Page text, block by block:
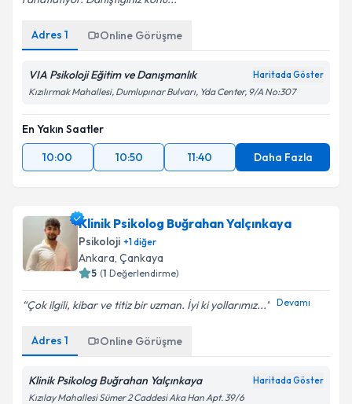
Adres 1 Online Görüşme
VIA Psikoloji Eğitim ve Danışmanlık Haritada Göster
Kızılırmak Mahallesi, Dumlupınar Bulvarı, Yda Center, 9/A No:307
En Yakın Saatler
10:00
10:50 11:40 Daha Fazla
Klinik Psikolog Buğrahan Yalçınkaya
Psikoloji +1diğer
Ankara, Çankaya
5 (1 Değerlendirme)
Çok ilgili, kibar ve titiz bir uzman. İyi ki yollarımız... Devamı
Adres 1 Online Görüşme
Klinik Psikolog Buğrahan Yalçınkaya Haritada Göster
Kızılay Mahallesi Sümer 2 Caddesi Aka Han Apt. 39/6